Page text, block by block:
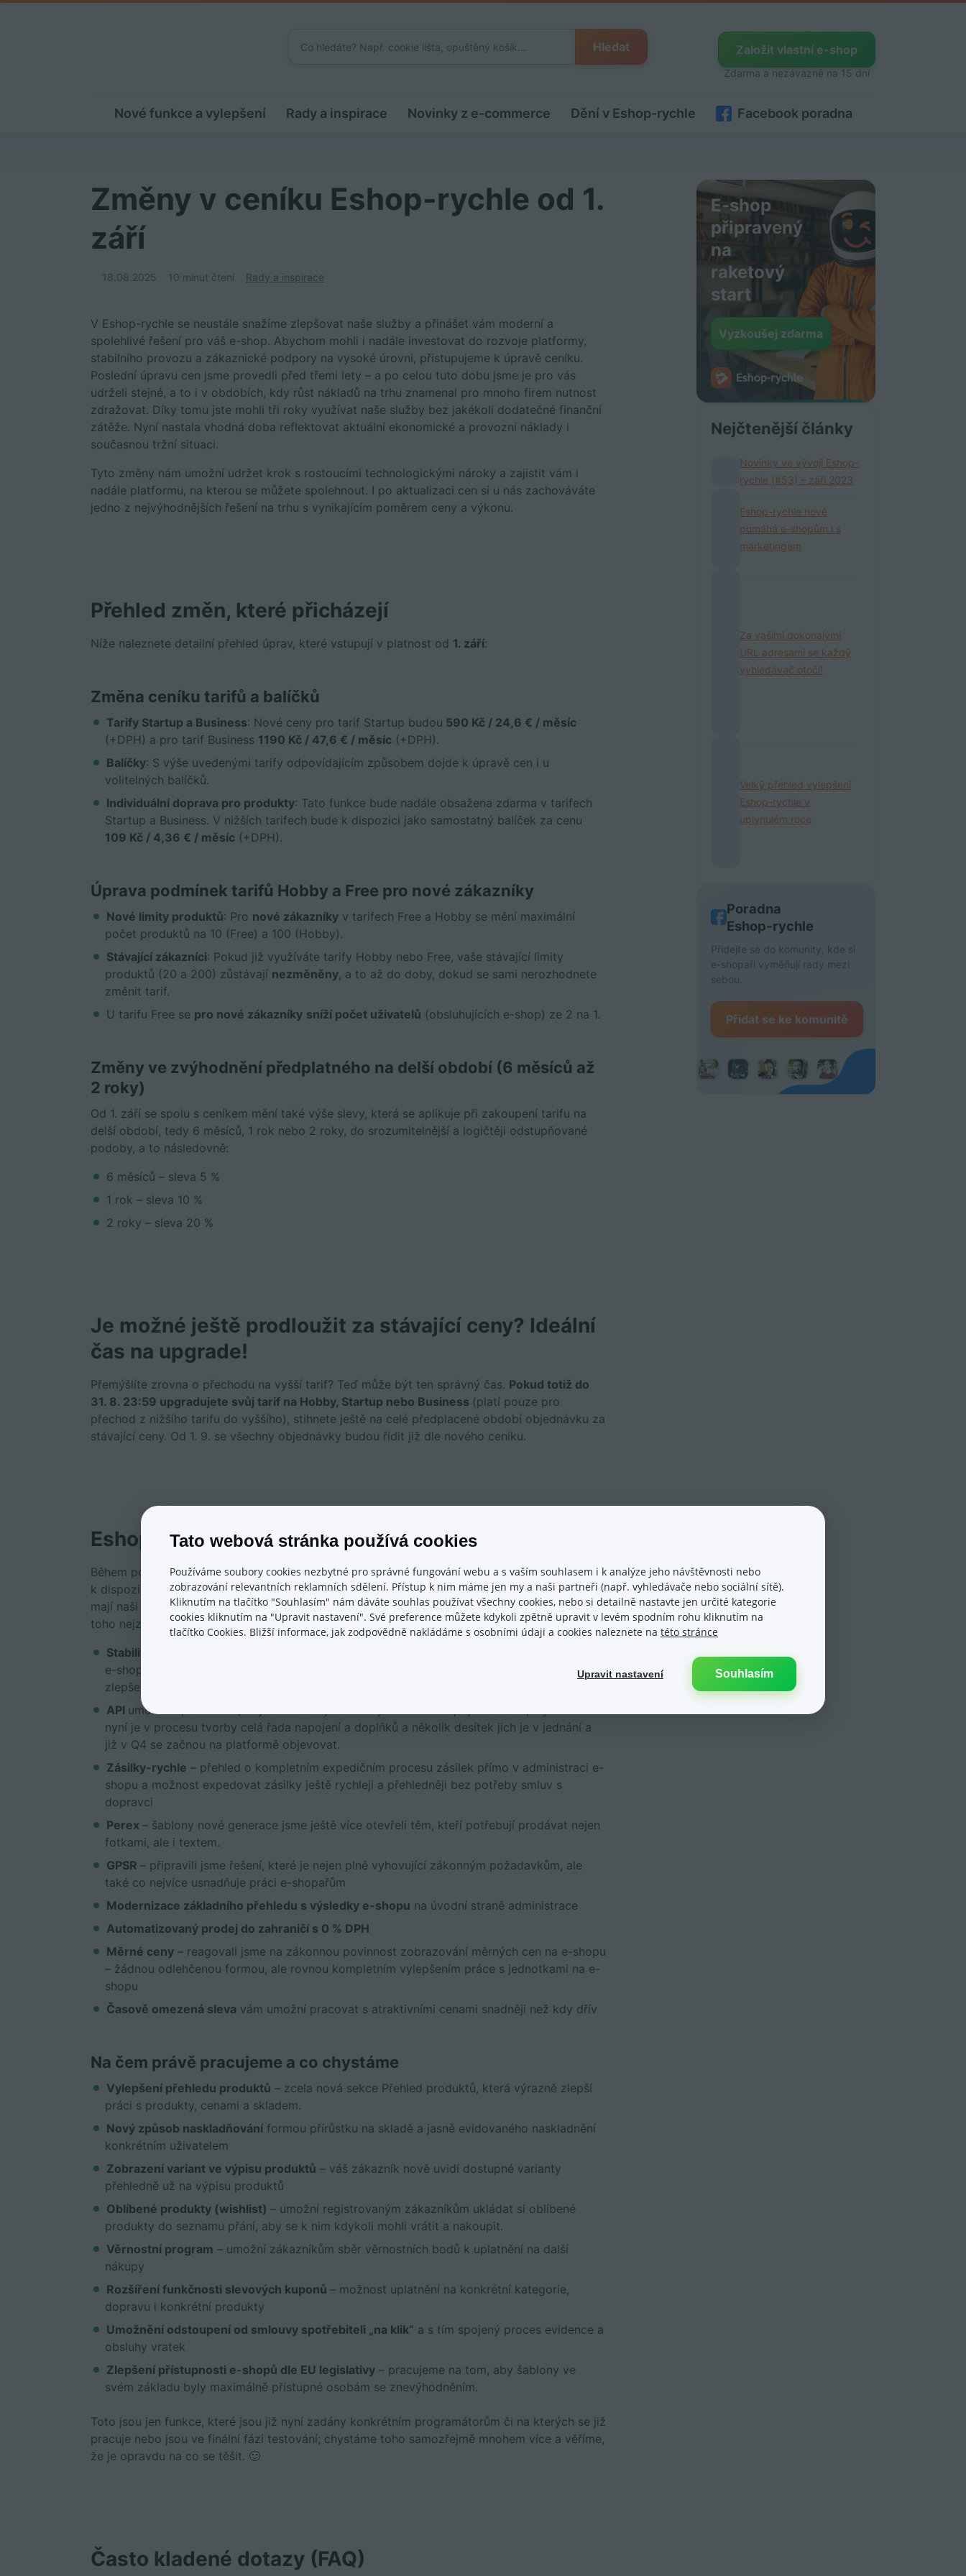
Hledat Založit vlastní e-shop
Zdarma a nezávazně na 15 dní
Nové funkce a vylepšení Rady a inspirace Novinky z e-commerce Dění v Eshop-rychle Facebook poradna
Změny v ceníku Eshop-rychle od 1.
září
18.08.2025 10 minut čtení Rady a inspirace
V Eshop-rychle se neustále snažíme zlepšovat naše služby a přinášet vám moderní a
spolehlivé řešení pro váš e-shop. Abychom mohli i nadále investovat do rozvoje platformy,
stabilního provozu a zákaznické podpory na vysoké úrovni, přistupujeme k úpravě ceníku.
Poslední úpravu cen jsme provedli před třemi lety – a po celou tuto dobu jsme je pro vás
udrželi stejné, a to i v obdobích, kdy růst nákladů na trhu znamenal pro mnoho firem nutnost
zdražovat. Díky tomu jste mohli tři roky využívat naše služby bez jakékoli dodatečné finanční
zátěže. Nyní nastala vhodná doba reflektovat aktuální ekonomické a provozní náklady i
současnou tržní situaci.
Tyto změny nám umožní udržet krok s rostoucími technologickými nároky a zajistit vám i
nadále platformu, na kterou se můžete spolehnout. I po aktualizaci cen si u nás zachováváte
jedno z nejvýhodnějších řešení na trhu s vynikajícím poměrem ceny a výkonu.
Přehled změn, které přicházejí
Níže naleznete detailní přehled úprav, které vstupují v platnost od 1. září:
Změna ceníku tarifů a balíčků
Tarify Startup a Business: Nové ceny pro tarif Startup budou 590 Kč / 24,6 € / měsíc
(+DPH) a pro tarif Business 1190 Kč / 47,6 € / měsíc (+DPH).
Balíčky: S výše uvedenými tarify odpovídajícím způsobem dojde k úpravě cen i u
volitelných balíčků.
Individuální doprava pro produkty: Tato funkce bude nadále obsažena zdarma v tarifech
Startup a Business. V nižších tarifech bude k dispozici jako samostatný balíček za cenu
109 Kč / 4,36 € / měsíc (+DPH).
Úprava podmínek tarifů Hobby a Free pro nové zákazníky
Nové limity produktů: Pro nové zákazníky v tarifech Free a Hobby se mění maximální
počet produktů na 10 (Free) a 100 (Hobby).
Stávající zákazníci: Pokud již využíváte tarify Hobby nebo Free, vaše stávající limity
produktů (20 a 200) zůstávají nezměněny, a to až do doby, dokud se sami nerozhodnete
změnit tarif.
U tarifu Free se pro nové zákazníky sníží počet uživatelů (obsluhujících e-shop) ze 2 na 1.
Změny ve zvýhodnění předplatného na delší období (6 měsíců až
2 roky)
Od 1. září se spolu s ceníkem mění také výše slevy, která se aplikuje při zakoupení tarifu na
delší období, tedy 6 měsíců, 1 rok nebo 2 roky, do srozumitelnější a logičtěji odstupňované
podoby, a to následovně:
6 měsíců – sleva 5 %
1 rok – sleva 10 %
2 roky – sleva 20 %
Je možné ještě prodloužit za stávající ceny? Ideální
čas na upgrade!
Přemýšlíte zrovna o přechodu na vyšší tarif? Teď může být ten správný čas. Pokud totiž do
31. 8. 23:59 upgradujete svůj tarif na Hobby, Startup nebo Business (platí pouze pro
přechod z nižšího tarifu do vyššího), stihnete ještě na celé předplacené období objednávku za
stávající ceny. Od 1. 9. se všechny objednávky budou řídit již dle nového ceníku.
Eshop-rychle se neustále posouvá
Během poslední doby jsme intenzivně pracovali na vylepšeních a nových funkcích, abyste měli
k dispozici co nejlepší nástroje pro vaše online podnikání, a zároveň je mnoho novinek, které
mají naši programátoři právě “na stole” a také těch, na které se vzápětí chystají. Zde je výběr
toho nejzajímavějšího:
Stabilita e-shopů
e-shopů do nového datacentra a investicím do zabezpečení jsme dosáhli extrémního
zlepšení dostupnosti a stability, a to i v ta nejexponovanější období.
API umožnilo partnerům, aby své nástroje a služby efektivně napojili na Eshop-rychle. Již
nyní je v procesu tvorby celá řada napojení a doplňků a několik desítek jich je v jednání a
již v Q4 se začnou na platformě objevovat.
Zásilky-rychle – přehled o kompletním expedičním procesu zásilek přímo v administraci e-
shopu a možnost expedovat zásilky ještě rychleji a přehledněji bez potřeby smluv s
dopravci
Perex– šablony nové generace jsme ještě více otevřeli těm, kteří potřebují prodávat nejen
fotkami, ale i textem.
GPSR– připravili jsme řešení, které je nejen plně vyhovující zákonným požadavkům, ale
také co nejvíce usnadňuje práci e-shopařům
Modernizace základního přehledu s výsledky e-shopu na úvodní straně administrace
Automatizovaný prodej do zahraničí s 0 % DPH
Měrné ceny – reagovali jsme na zákonnou povinnost zobrazování měrných cen na e-shopu
– žádnou odlehčenou formou, ale rovnou kompletním vylepšením práce s jednotkami na e-
shopu
Časově omezená sleva vám umožní pracovat s atraktivními cenami snadněji než kdy dřív
Na čem právě pracujeme a co chystáme
Vylepšení přehledu produktů – zcela nová sekce Přehled produktů, která výrazně zlepší
práci s produkty, cenami a skladem.
Nový způsob naskladňování formou přírůstku na skladě a jasně evidovaného naskladnění
konkrétním uživatelem
Zobrazení variant ve výpisu produktů – váš zákazník nově uvidí dostupné varianty
přehledně už na výpisu produktů
Oblíbené produkty (wishlist)– umožní registrovaným zákazníkům ukládat si oblíbené
produkty do seznamu přání, aby se k nim kdykoli mohli vrátit a nakoupit.
Věrnostní program – umožní zákazníkům sběr věrnostních bodů k uplatnění na další
nákupy
Rozšíření funkčnosti slevových kuponů– možnost uplatnění na konkrétní kategorie,
dopravu i konkrétní produkty
Umožnění odstoupení od smlouvy spotřebiteli „na klik“ a s tím spojený proces evidence a
obsluhy vratek
Zlepšení přístupnosti e-shopů dle EU legislativy – pracujeme na tom, aby šablony ve
svém základu byly maximálně přístupné osobám se znevýhodněním.
Toto jsou jen funkce, které jsou již nyní zadány konkrétním programátorům či na kterých se již
pracuje nebo jsou ve finální fázi testování; chystáme toho samozřejmě mnohem více a věříme,
že je opravdu na co se těšit. 🙂
Často kladené dotazy (FAQ)
E-shop
připravený
na
raketový
start
Vyzkoušej zdarma
Nejčtenější články
Novinky ve vývoji Eshop-
rychle (#53) – září 2023
Eshop-rychle nově
pomáhá e-shopům i s
marketingem
Za vašimi dokonalými
URL adresami se každý
vyhledávač otočí!
Velký přehled vylepšení
Eshop-rychle v
uplynulém roce
Poradna
Eshop-rychle
Přidejte se do komunity, kde si
e-shopaři vyměňují rady mezi
sebou.
Přidat se ke komunitě
Tato webová stránka používá cookies
Používáme soubory cookies nezbytné pro správné fungování webu a s vaším souhlasem i k analýze jeho návštěvnosti nebo
zobrazování relevantních reklamních sdělení. Přístup k nim máme jen my a naši partneři (např. vyhledávače nebo sociální sítě).
Kliknutím na tlačítko "Souhlasím" nám dáváte souhlas používat všechny cookies, nebo si detailně nastavte jen určité kategorie
cookies kliknutím na "Upravit nastavení". Své preference můžete kdykoli zpětně upravit v levém spodním rohu kliknutím na
tlačítko Cookies. Bližší informace, jak zodpovědně nakládáme s osobními údaji a cookies naleznete na této stránce
Souhlasím
Upravit nastavení